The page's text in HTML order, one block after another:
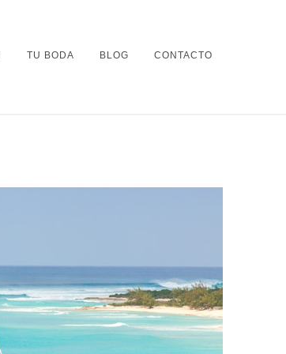
TU BODA BLOG CONTACTO